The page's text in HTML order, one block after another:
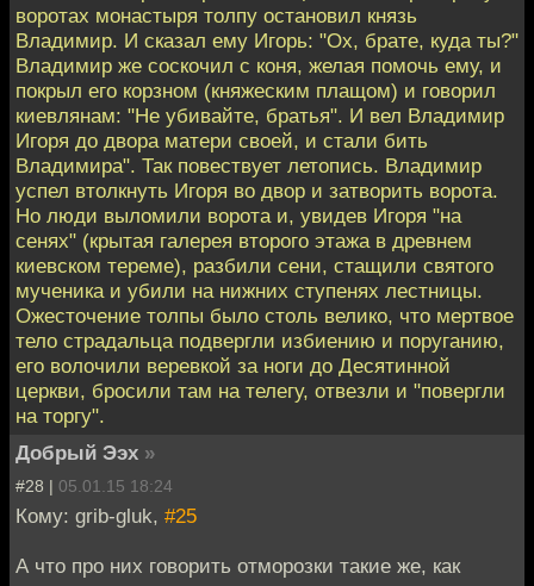
воротах монастыря толпу остановил князь
Владимир. И сказал ему Игорь: "Ох, брате, куда ты?"
Владимир же соскочил с коня, желая помочь ему, и
покрыл его корзном (княжеским плащом) и говорил
киевлянам: "Не убивайте, братья". И вел Владимир
Игоря до двора матери своей, и стали бить
Владимира". Так повествует летопись. Владимир
успел втолкнуть Игоря во двор и затворить ворота.
Но люди выломили ворота и, увидев Игоря "на
сенях" (крытая галерея второго этажа в древнем
киевском тереме), разбили сени, стащили святого
мученика и убили на нижних ступенях лестницы.
Ожесточение толпы было столь велико, что мертвое
тело страдальца подвергли избиению и поруганию,
его волочили веревкой за ноги до Десятинной
церкви, бросили там на телегу, отвезли и "повергли
на торгу".
Добрый Ээх »
#28 | 05.01.15 18:24
Кому: grib-gluk, #25
А что про них говорить отморозки такие же, как